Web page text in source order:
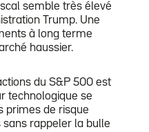
semble très élevé
Trump. Une
à long terme
haussier.
du S&P 500 est
technologique se
primes de risque
sans rappeler la bulle